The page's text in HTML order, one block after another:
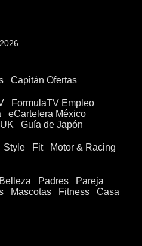
Capitán Ofertas
FormulaTV Empleo
eCartelera México
Guía de Japón
Style Fit
Motor & Racing
Belleza Padres
Pareja
Mascotas Fitness
Casa